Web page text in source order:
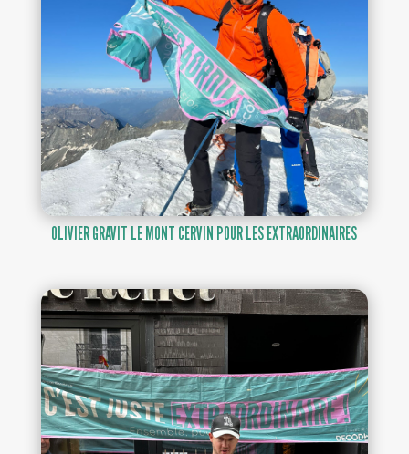
OLIVIER GRAVIT LE MONT CERVIN POUR LES EXTRAORDINAIRES